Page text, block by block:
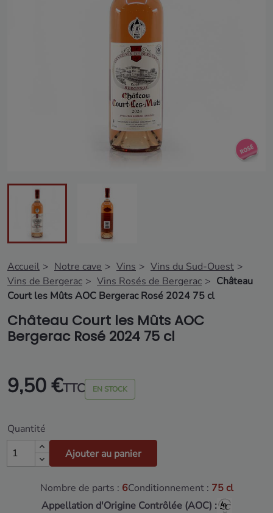
Accueil Notre cave Vins
Vins du Sud-Ouest
Vins de Bergerac
Vins Rosés de Bergerac
Château
Court les Mûts AOC Bergerac Rosé 2024 75 cl
Château Court les Mûts AOC
Bergerac Rosé 2024 75 cl
9,50 €TTC EN STOCK
Quantité
Ajouter au panier
Nombre de parts : 6Conditionnement : 75 cl
Appellation d'Origine Contrôlée (AOC) :